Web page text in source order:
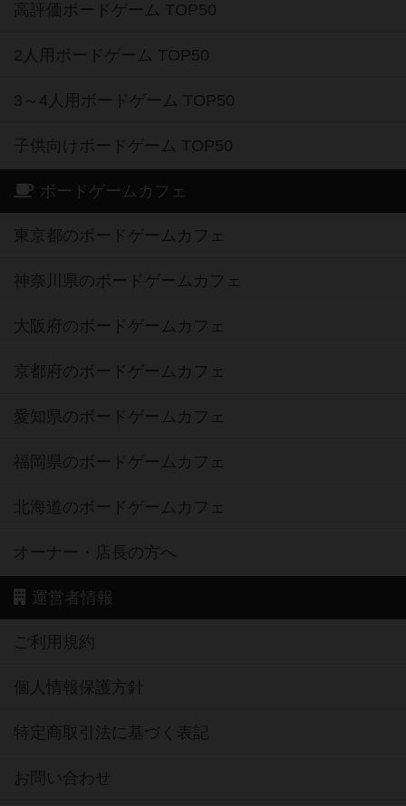
高評価ボードゲーム TOP50
2人用ボードゲーム TOP50
3～4人用ボードゲーム TOP50
子供向けボードゲーム TOP50
ボードゲームカフェ
東京都のボードゲームカフェ
神奈川県のボードゲームカフェ
大阪府のボードゲームカフェ
京都府のボードゲームカフェ
愛知県のボードゲームカフェ
福岡県のボードゲームカフェ
北海道のボードゲームカフェ
オーナー・店長の方へ
運営者情報
ご利用規約
個人情報保護方針
特定商取引法に基づく表記
お問い合わせ